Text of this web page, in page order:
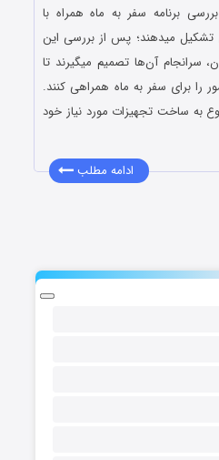
برنامه سفر به ماه همراه با
تشکیل میدهند؛ پس از بررسی این
سرانجام آن‌ها تصمیم میگیرند تا
را برای سفر به ماه همراهی کنند.
به ساخت تجهیزات مورد نیاز خود
ادامه مطلب